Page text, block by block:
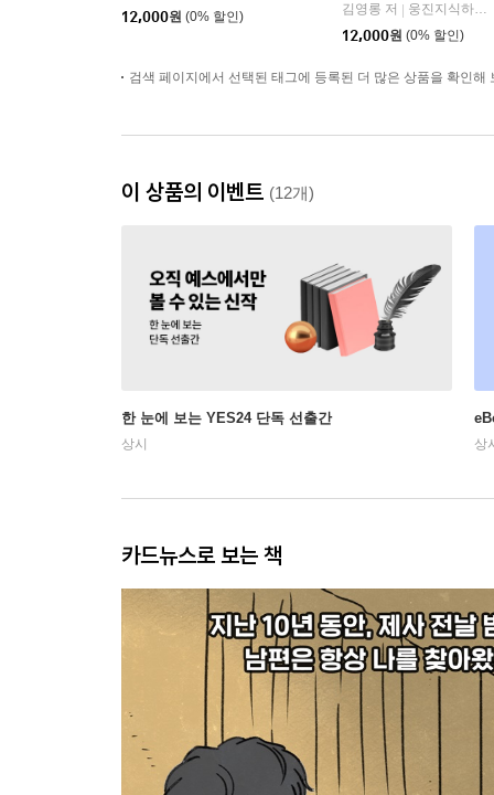
12,000원 (0% 할인) 김영롱 저
웅진지식하우스
12,000원 (0% 할인)
검색 페이지에서 선택된 태그에 등록된 더 많은 상품을 확인해
이 상품의 이벤트 (12개)
한 눈에 보는 YES24 단독 선출간
상시 상
카드뉴스로 보는 책